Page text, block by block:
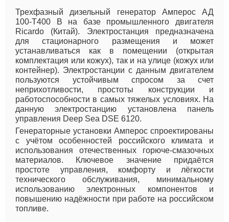
Трехфазный дизельный генератор Амперос АД
100-Т400 B на базе промышленного двигателя
Ricardo (Китай). Электростанция предназначена
для стационарного размещения и может
устанавливаться как в помещении (открытая
комплектация или кожух), так и на улице (кожух или
контейнер). Электростанции с данным двигателем
пользуются устойчивым спросом за счет
неприхотливости, простоты конструкции и
работоспособности в самых тяжелых условиях. На
данную электростанцию установлена панель
управления Deep Sea DSE 6120.
Генераторные установки Амперос спроектированы
с учётом особенностей российского климата и
использования отечественных горюче-смазочных
материалов. Ключевое значение придаётся
простоте управления, комфорту и лёгкости
технического обслуживания, минимальному
использованию электронных компонентов и
повышению надёжности при работе на российском
топливе.